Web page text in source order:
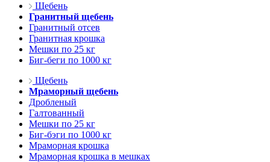
Щебень
Гранитный щебень
Гранитный отсев
Гранитная крошка
Мешки по 25 кг
Биг-беги по 1000 кг
Щебень
Мраморный щебень
Дробленый
Галтованный
Мешки по 25 кг
Биг-бэги по 1000 кг
Мраморная крошка
Мраморная крошка в мешках